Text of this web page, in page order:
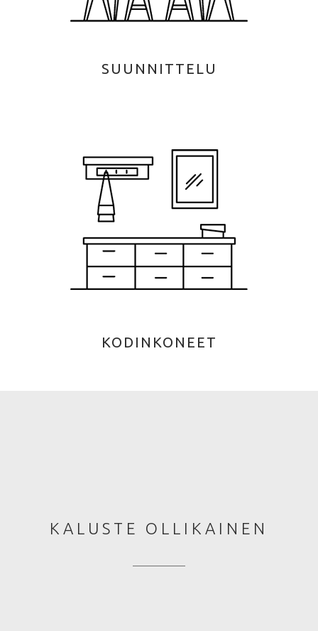
SUUNNITTELU
KODINKONEET
KALUSTE OLLIKAINEN